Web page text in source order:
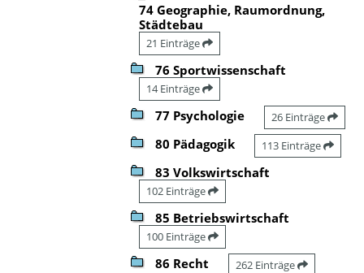
74 Geographie, Raumordnung,
Städtebau
21 Einträge
76 Sportwissenschaft
14 Einträge
77 Psychologie 26 Einträge
80 Pädagogik 113 Einträge
83 Volkswirtschaft
102 Einträge
85 Betriebswirtschaft
100 Einträge
86 Recht 262 Einträge